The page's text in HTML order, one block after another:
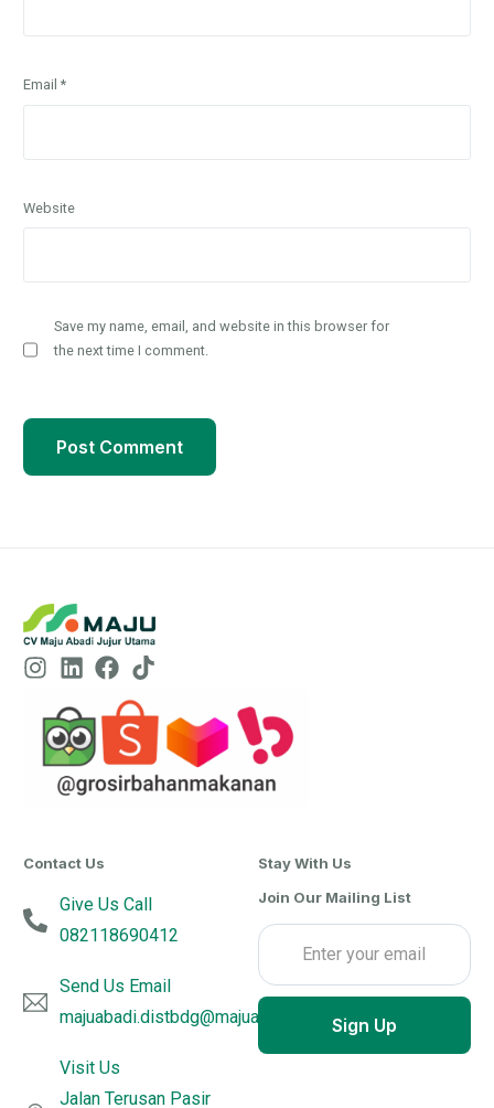
Email*
Website
Save my name, email, and website in this browser for
the next time I comment.
Contact Us
Give Us Call
082118690412
Send Us Email
majuabadi.distbdg@majuabadijujurutama.com
Visit Us
Jalan Terusan Pasir
Stay With Us
Join Our Mailing List
Sign Up